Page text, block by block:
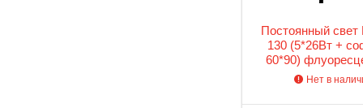
Постоянный свет
130 (5*26Вт +
60*90)
осветительный
Нет в